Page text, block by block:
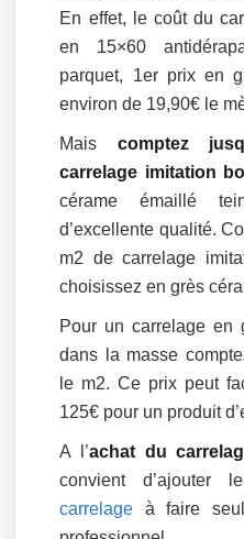
En effet, le coût du
en 15×60
parquet, 1er prix en
environ de 19,90€ le
Mais comptez
carrelage imitation
cérame émaillé
d’excellente qualité.
m2 de carrelage
choisissez en grès
Pour un carrelage en
dans la masse
le m2. Ce prix peut
125€ pour un produit
A l’achat du
convient d’ajouter
carrelage à faire